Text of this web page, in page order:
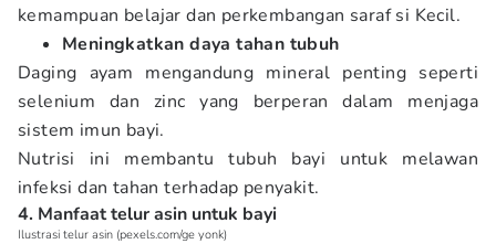
kemampuan belajar dan perkembangan saraf si Kecil.
Meningkatkan daya tahan tubuh
Daging ayam mengandung mineral penting seperti
selenium dan zinc yang berperan dalam menjaga
sistem imun bayi.
Nutrisi ini membantu tubuh bayi untuk melawan
infeksi dan tahan terhadap penyakit.
4. Manfaat telur asin untuk bayi
Ilustrasi telur asin (pexels.com/ge yonk)